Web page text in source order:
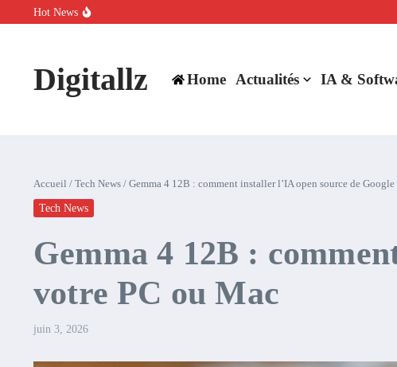
Aller au contenu
Hot News
Comment l’IA simplifie la data de caisse pour la transformer en levier de
Digitallz Home Actualités IA &
Accueil / Tech News / Gemma 4 12B : comment installer l’IA open source de
Tech News
Gemma 4 12B :
votre PC ou Mac
juin 3, 2026